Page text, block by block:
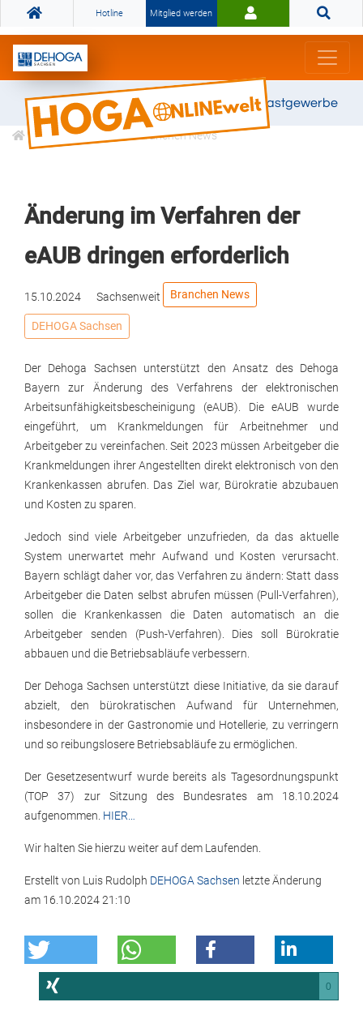
Hotline Mitglied werden
Gemeinsam stark für das Gastgewerbe
Informationen Branchen News
Änderung im Verfahren der
eAUB dringen erforderlich
15.10.2024 Sachsenweit Branchen News
DEHOGA Sachsen
Der Dehoga Sachsen unterstützt den Ansatz des Dehoga
Bayern zur Änderung des Verfahrens der elektronischen
Arbeitsunfähigkeitsbescheinigung (eAUB). Die eAUB wurde
eingeführt, um Krankmeldungen für Arbeitnehmer und
Arbeitgeber zu vereinfachen. Seit 2023 müssen Arbeitgeber die
Krankmeldungen ihrer Angestellten direkt elektronisch von den
Krankenkassen abrufen. Das Ziel war, Bürokratie abzubauen
und Kosten zu sparen.
Jedoch sind viele Arbeitgeber unzufrieden, da das aktuelle
System unerwartet mehr Aufwand und Kosten verursacht.
Bayern schlägt daher vor, das Verfahren zu ändern: Statt dass
Arbeitgeber die Daten selbst abrufen müssen (Pull-Verfahren),
sollen die Krankenkassen die Daten automatisch an die
Arbeitgeber senden (Push-Verfahren). Dies soll Bürokratie
abbauen und die Betriebsabläufe verbessern.
Der Dehoga Sachsen unterstützt diese Initiative, da sie darauf
abzielt, den bürokratischen Aufwand für Unternehmen,
insbesondere in der Gastronomie und Hotellerie, zu verringern
und so reibungslosere Betriebsabläufe zu ermöglichen.
Der Gesetzesentwurf wurde bereits als Tagesordnungspunkt
(TOP 37) zur Sitzung des Bundesrates am 18.10.2024
aufgenommen. HIER…
Wir halten Sie hierzu weiter auf dem Laufenden.
Erstellt von Luis Rudolph DEHOGA Sachsen letzte Änderung
am 16.10.2024 21:10
0